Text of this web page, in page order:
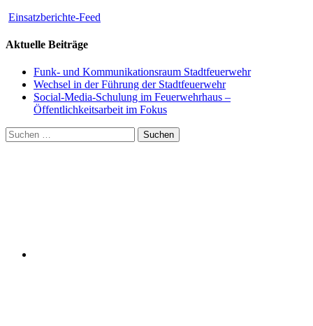
Einsatzberichte-Feed
Aktuelle Beiträge
Funk- und Kommunikationsraum Stadtfeuerwehr
Wechsel in der Führung der Stadtfeuerwehr
Social-Media-Schulung im Feuerwehrhaus –
Öffentlichkeitsarbeit im Fokus
Suchen
nach: